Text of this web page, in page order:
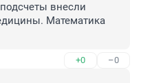
внесли
Математика
+0 –0